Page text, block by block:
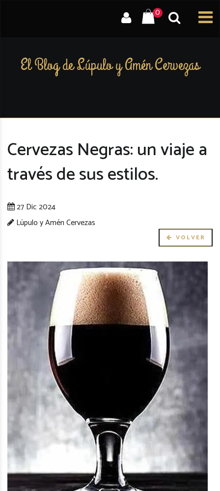
0
El Blog de Lúpulo y Amén Cervezas
Cervezas Negras: un viaje a
través de sus estilos.
27 Dic 2024
Lúpulo y Amén Cervezas
VOLVER